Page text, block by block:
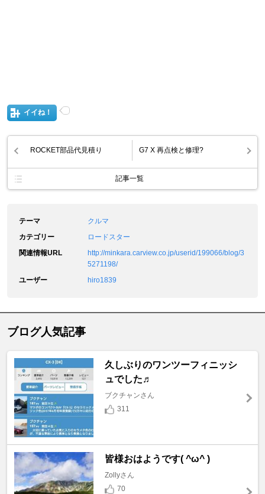
イイね！
ROCKET部品代見積り G7 X 再点検と修理?
記事一覧
テーマ
クルマ
カテゴリー
ロードスター
関連情報URL
http://minkara.carview.co.jp/userid/199066/blog/3
5271198/
ユーザー
hiro1839
ブログ人気記事
久しぶりのワンツーフィニッシ
ュでした♬
ブクチャンさん
311
皆様おはようです( ^ω^ )
Zollyさん
70